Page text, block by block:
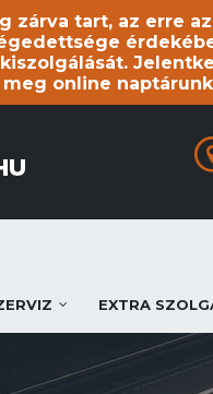
zárva tart, az erre
meg online
EXTRA